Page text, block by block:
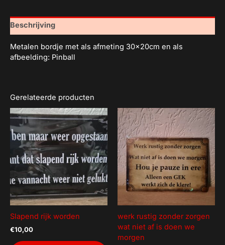
Beschrijving
Metalen bordje met als afmeting 30x20cm en als
afbeelding: Pinball
Gerelateerde producten
Slapend rijk worden
€10,00
werk rustig zonder zorgen
wat niet af is doen we
morgen